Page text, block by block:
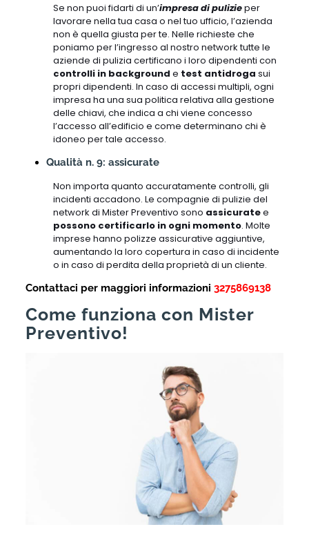
Se non puoi fidarti di un’impresa di pulizieper
lavorare nella tua casa o nel tuo ufficio, l’azienda
non è quella giusta per te. Nelle richieste che
poniamo per l’ingresso al nostro network tutte le
aziende di pulizia certificano i loro dipendenti con
controlli in background e test antidroga sui
propri dipendenti. In caso di accessi multipli, ogni
impresa ha una sua politica relativa alla gestione
delle chiavi, che indica a chi viene concesso
l’accesso all’edificio e come determinano chi è
idoneo per tale accesso.
Qualità n. 9: assicurate
Non importa quanto accuratamente controlli, gli
incidenti accadono. Le compagnie di pulizie del
network di Mister Preventivo sono assicuratee
possono certificarlo in ogni momento. Molte
imprese hanno polizze assicurative aggiuntive,
aumentando la loro copertura in caso di incidente
o in caso di perdita della proprietà di un cliente.
Contattaci per maggiori informazioni 3275869138
Come funziona con Mister
Preventivo!